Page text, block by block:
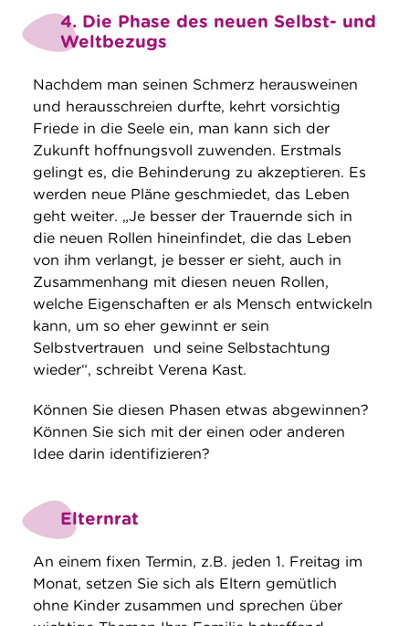
4. Die Phase des neuen Selbst- und
Weltbezugs
Nachdem man seinen Schmerz herausweinen
und herausschreien durfte, kehrt vorsichtig
Friede in die Seele ein, man kann sich der
Zukunft hoffnungsvoll zuwenden. Erstmals
gelingt es, die Behinderung zu akzeptieren. Es
werden neue Pläne geschmiedet, das Leben
geht weiter. „Je besser der Trauernde sich in
die neuen Rollen hineinfindet, die das Leben
von ihm verlangt, je besser er sieht, auch in
Zusammenhang mit diesen neuen Rollen,
welche Eigenschaften er als Mensch entwickeln
kann, um so eher gewinnt er sein
Selbstvertrauen und seine Selbstachtung
wieder“, schreibt Verena Kast.
Können Sie diesen Phasen etwas abgewinnen?
Können Sie sich mit der einen oder anderen
Idee darin identifizieren?
Elternrat
An einem fixen Termin, z.B. jeden 1. Freitag im
Monat, setzen Sie sich als Eltern gemütlich
ohne Kinder zusammen und sprechen über